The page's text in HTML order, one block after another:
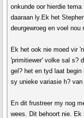
onkunde oor hierdie
daaraan ly.Ek het
deurgewroeg en voel nou
Ek het ook nie moed vir
'primitiewer' volke sal s?
gel? het en tyd laat
sy unieke variasie h?
En dit frustreer my nog
wees. Dit behoort nie.